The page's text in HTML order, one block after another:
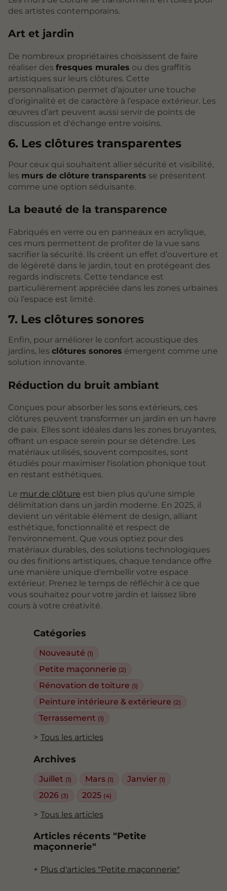
Catégories
Nouveauté (1)
Petite maçonnerie (2)
Rénovation de toiture (1)
Peinture intérieure & extérieure (2)
Terrassement (1)
Tous les articles
Archives
Juillet (1) Mars (1) Janvier (1)
2026 (3) 2025 (4)
Tous les articles
Articles récents "Petite
maçonnerie"
Plus d'articles "Petite maçonnerie"
des artistes contemporains.
Art et jardin
De nombreux propriétaires choisissent de faire
réaliser des fresques murales ou des graffitis
artistiques sur leurs clôtures. Cette
personnalisation permet d’ajouter une touche
d’originalité et de caractère à l’espace extérieur. Les
œuvres d’art peuvent aussi servir de points de
discussion et d'échange entre voisins.
6. Les clôtures transparentes
Pour ceux qui souhaitent allier sécurité et visibilité,
les murs de clôture transparents se présentent
comme une option séduisante.
La beauté de la transparence
Fabriqués en verre ou en panneaux en acrylique,
ces murs permettent de profiter de la vue sans
sacrifier la sécurité. Ils créent un effet d’ouverture et
de légèreté dans le jardin, tout en protégeant des
regards indiscrets. Cette tendance est
particulièrement appréciée dans les zones urbaines
où l’espace est limité.
7. Les clôtures sonores
Enfin, pour améliorer le confort acoustique des
jardins, les clôtures sonores émergent comme une
solution innovante.
Réduction du bruit ambiant
Conçues pour absorber les sons extérieurs, ces
clôtures peuvent transformer un jardin en un havre
de paix. Elles sont idéales dans les zones bruyantes,
offrant un espace serein pour se détendre. Les
matériaux utilisés, souvent composites, sont
étudiés pour maximiser l'isolation phonique tout
en restant esthétiques.
Le mur de clôture est bien plus qu'une simple
délimitation dans un jardin moderne. En 2025, il
devient un véritable élément de design, alliant
esthétique, fonctionnalité et respect de
l'environnement. Que vous optiez pour des
matériaux durables, des solutions technologiques
ou des finitions artistiques, chaque tendance offre
une manière unique d'embellir votre espace
extérieur. Prenez le temps de réfléchir à ce que
vous souhaitez pour votre jardin et laissez libre
cours à votre créativité.